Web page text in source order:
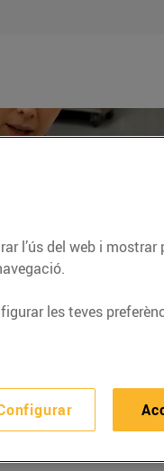
l’ús del web i
les teves